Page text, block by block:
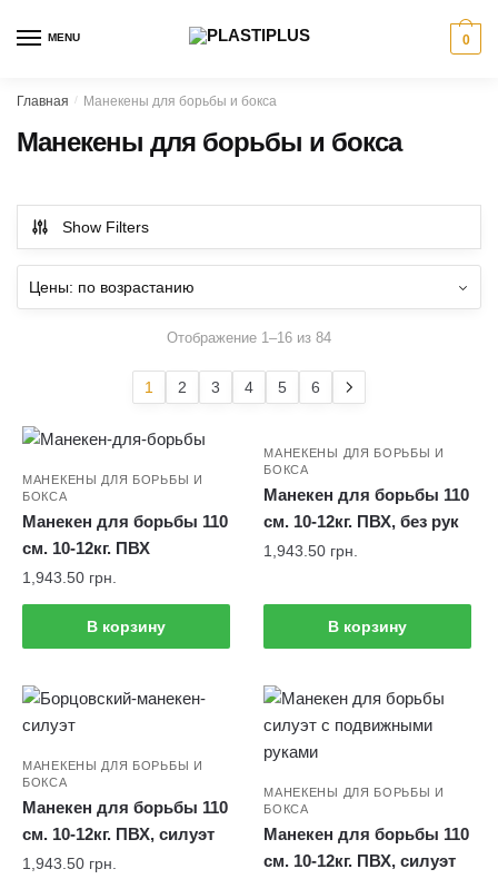
MENU 0
Главная / Манекены для борьбы и бокса
Манекены для борьбы и бокса
Show Filters
Отображение 1–16 из 84
1 2 3 4 5 6
МАНЕКЕНЫ ДЛЯ БОРЬБЫ И
БОКСА
Манекен для борьбы 110
см. 10-12кг. ПВХ
1,943.50 грн.
В корзину
МАНЕКЕНЫ ДЛЯ БОРЬБЫ И
БОКСА
Манекен для борьбы 110
см. 10-12кг. ПВХ, без рук
1,943.50 грн.
В корзину
МАНЕКЕНЫ ДЛЯ БОРЬБЫ И
БОКСА
Манекен для борьбы 110
см. 10-12кг. ПВХ, силуэт
1,943.50 грн.
МАНЕКЕНЫ ДЛЯ БОРЬБЫ И
БОКСА
Манекен для борьбы 110
см. 10-12кг. ПВХ, силуэт